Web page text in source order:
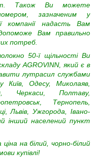
Також Ви можете
зазначеним у
компанії надасть Вам
Вам правильно
потреб.
50-ї щільності Ви
AGROVINN, який є в
лутрасил службами
Одесу, Миколаяв,
Черкаси, Полтаву,
Тернопель,
Львів, Ужгорода, Івано-
інший населений пункт
на білий, чорно-білий
купівлі!